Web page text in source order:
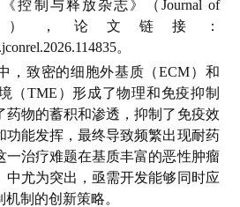
控制与释放杂志》（Journal of
），论文链接：
。
，致密的细胞外基质（ECM）和
（TME）形成了物理和免疫抑制
药物的蓄积和渗透，抑制了免疫效
功能发挥，最终导致频繁出现耐药
一治疗难题在基质丰富的恶性肿瘤
中尤为突出，亟需开发能够同时应
制的创新策略。